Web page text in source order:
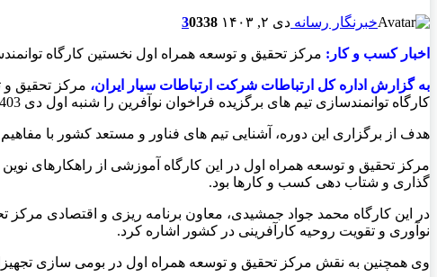
خبرنگار رسانه دی ۲, ۱۴۰۳ 30338
اخبار کسب و کار: مرکز تحقیق و توسعه همراه اول نخستین کارگاه
به گزارش اداره کل ارتباطات شرکت ارتباطات سیار ایران، مرکز تحقیق و
کارگاه توانمندسازی تیم های برگزیده فراخوان نوآفرین را شنبه اول دی 1403 در محل این صندوق برگزار کرد.
هدف از برگزاری این دوره، آشنایی تیم های فناور و مستعد کشور با
مرکز تحقیق و توسعه همراه اول در این کارگاه آموزشی از راهکارهای
گذاری و شتاب دهی کسب و کارها بود.
در این کارگاه محمد جواد جمشیدی، معاون برنامه ریزی و اقتصادی
نوآوری و تقویت روحیه کارآفرینی در کشور اشاره کرد.
وی همچنین به نقش مرکز تحقیق و توسعه همراه اول در بومی سازی